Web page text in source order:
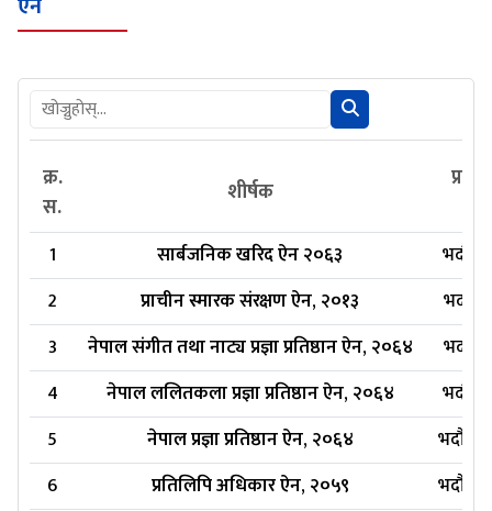
क्र.
स.
शीर्षक
1 सार्बजनिक खरिद ऐन २०६३
भदौ
2
प्राचीन स्मारक संरक्षण ऐन, २०१३
भदौ
3
नेपाल संगीत तथा नाट्य प्रज्ञा प्रतिष्ठान ऐन, २०६४
भदौ
4
नेपाल ललितकला प्रज्ञा प्रतिष्ठान ऐन, २०६४
भदौ
5
नेपाल प्रज्ञा प्रतिष्ठान ऐन, २०६४
भदौ
6
प्रतिलिपि अधिकार ऐन, २०५९ भदौ